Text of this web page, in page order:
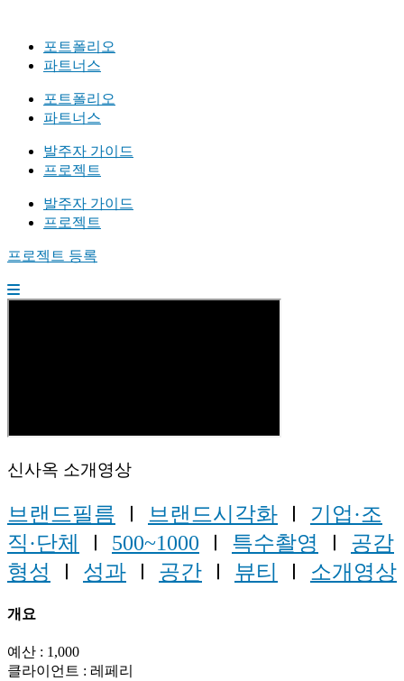
포트폴리오
파트너스
포트폴리오
파트너스
발주자 가이드
프로젝트
발주자 가이드
프로젝트
프로젝트 등록
신사옥 소개영상
브랜드필름 Ⅰ 브랜드시각화 Ⅰ 기업·조
직·단체
Ⅰ 500~1000 Ⅰ 특수촬영 Ⅰ 공감
형성
Ⅰ 성과 Ⅰ 공간 Ⅰ 뷰티 Ⅰ 소개영상
개요
예산 : 1,000
클라이언트 : 레페리